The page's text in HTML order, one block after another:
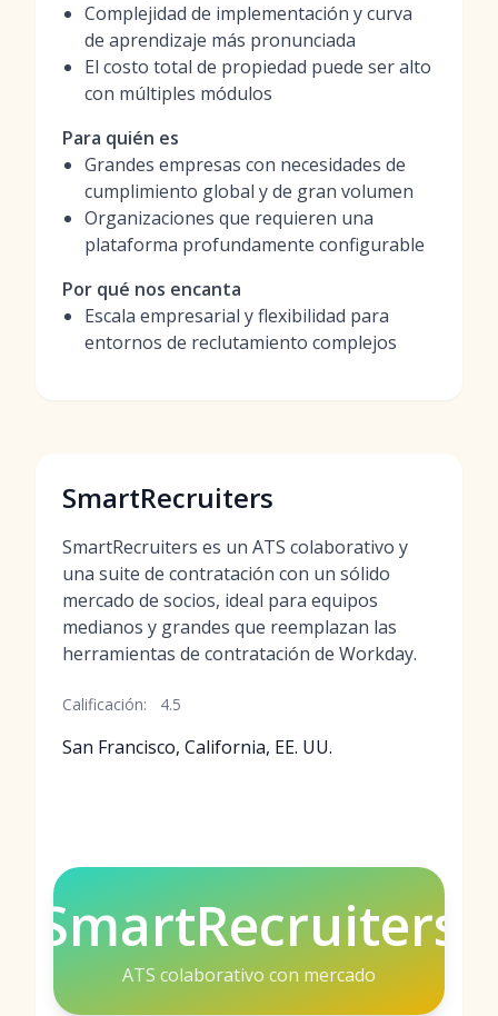
Complejidad de implementación y curva
de aprendizaje más pronunciada
El costo total de propiedad puede ser alto
con múltiples módulos
Para quién es
Grandes empresas con necesidades de
cumplimiento global y de gran volumen
Organizaciones que requieren una
plataforma profundamente configurable
Por qué nos encanta
Escala empresarial y flexibilidad para
entornos de reclutamiento complejos
SmartRecruiters
SmartRecruiters es un ATS colaborativo y
una suite de contratación con un sólido
mercado de socios, ideal para equipos
medianos y grandes que reemplazan las
herramientas de contratación de Workday.
Calificación: 4.5
San Francisco, California, EE. UU.
SmartRecruiters
ATS colaborativo con mercado